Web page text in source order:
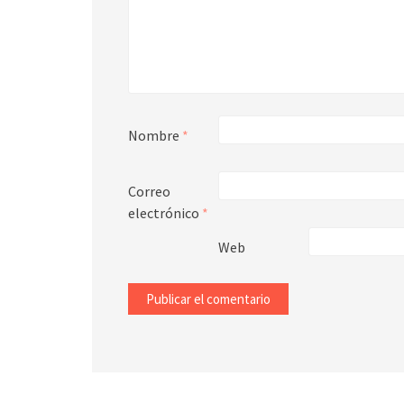
Nombre *
Correo
electrónico *
Web